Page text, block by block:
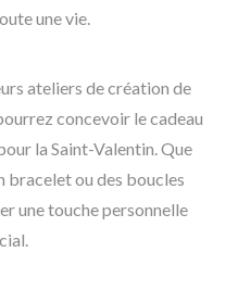
une vie.
ateliers de création de
concevoir le cadeau
la Saint-Valentin. Que
bracelet ou des boucles
une touche personnelle